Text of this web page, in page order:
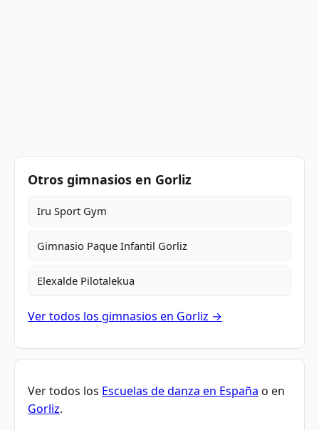
Otros gimnasios en Gorliz
Iru Sport Gym
Gimnasio Paque Infantil Gorliz
Elexalde Pilotalekua
Ver todos los gimnasios en Gorliz →
Ver todos los Escuelas de danza en España o en
Gorliz.